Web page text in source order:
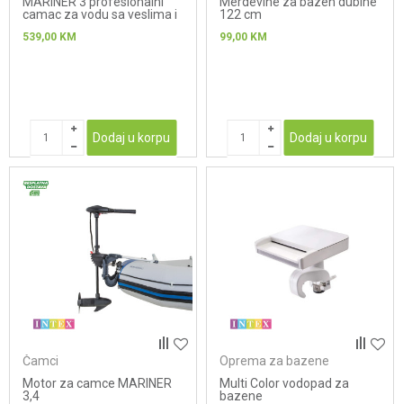
camac za vodu sa veslima i
297cmx137xcmx43
539,00 KM
Dodaj u korpu
122 cm
99,00 KM
Dodaj u korpu
Čamci
Motor za camce MARINER
3,4
Oprema za bazene
Multi Color vodopad za
bazene